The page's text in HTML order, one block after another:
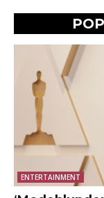
ENTERTAINMENT